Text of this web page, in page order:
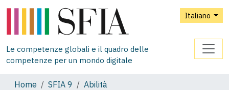
Italiano
Le competenze globali e il quadro delle
competenze per un mondo digitale
Home SFIA 9
Abilità